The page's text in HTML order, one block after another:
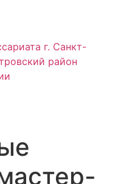
г. Санкт-
район